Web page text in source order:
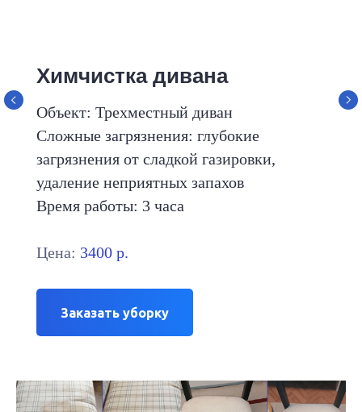
Химчистка дивана
Объект: Трехместный диван
Сложные загрязнения: глубокие
загрязнения от сладкой газировки,
удаление неприятных запахов
Время работы: 3 часа
Цена: 3400 р.
Заказать уборку